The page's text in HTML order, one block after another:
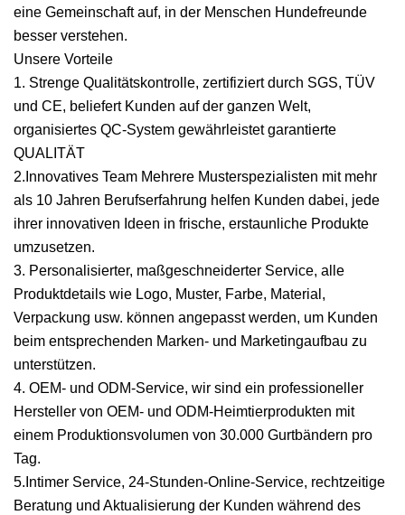
eine Gemeinschaft auf, in der Menschen Hundefreunde
besser verstehen.
Unsere Vorteile
1. Strenge Qualitätskontrolle, zertifiziert durch SGS, TÜV
und CE, beliefert Kunden auf der ganzen Welt,
organisiertes QC-System gewährleistet garantierte
QUALITÄT
2.Innovatives Team Mehrere Musterspezialisten mit mehr
als 10 Jahren Berufserfahrung helfen Kunden dabei, jede
ihrer innovativen Ideen in frische, erstaunliche Produkte
umzusetzen.
3. Personalisierter, maßgeschneiderter Service, alle
Produktdetails wie Logo, Muster, Farbe, Material,
Verpackung usw. können angepasst werden, um Kunden
beim entsprechenden Marken- und Marketingaufbau zu
unterstützen.
4. OEM- und ODM-Service, wir sind ein professioneller
Hersteller von OEM- und ODM-Heimtierprodukten mit
einem Produktionsvolumen von 30.000 Gurtbändern pro
Tag.
5.Intimer Service, 24-Stunden-Online-Service, rechtzeitige
Beratung und Aktualisierung der Kunden während des